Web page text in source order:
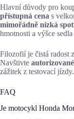
Hlavní důvody pro
přístupná cena s
mimořádně nízká
hmotnosti a výšce
Filozofií je čistá radost
Navštivte
zážitek z testovací jízdy.
FAQ
Je motocykl Honda